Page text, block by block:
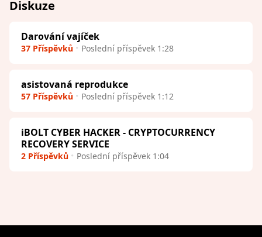
Diskuze
Darování vajíček
37 Příspěvků Poslední příspěvek 1:28
asistovaná reprodukce
57 Příspěvků Poslední příspěvek 1:12
iBOLT CYBER HACKER - CRYPTOCURRENCY
RECOVERY SERVICE
2 Příspěvků Poslední příspěvek 1:04